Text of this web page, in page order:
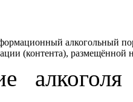
алкогольный
(контента), размещённой